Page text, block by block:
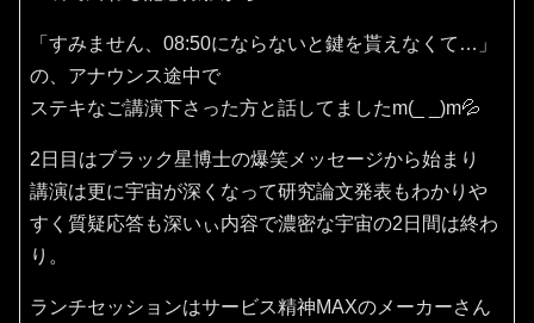
「すみません、08:50にならないと鍵を貰えなくて…」
の、アナウンス途中で
ステキなご講演下さった方と話してましたm(_ _)m💦
2日目はブラック星博士の爆笑メッセージから始まり
講演は更に宇宙が深くなって研究論文発表もわかりや
すく質疑応答も深いぃ内容で濃密な宇宙の2日間は終わ
り。
ランチセッションはサービス精神MAXのメーカーさん